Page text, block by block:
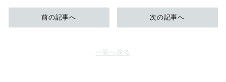
前の記事へ
一覧へ戻る
次の記事へ